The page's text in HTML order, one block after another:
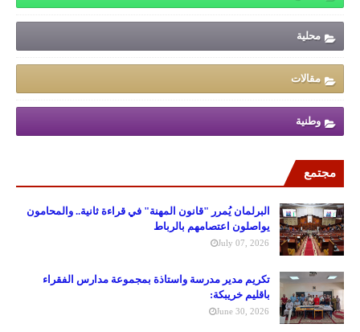
محلية
مقالات
وطنية
مجتمع
البرلمان يُمرر "قانون المهنة" في قراءة ثانية.. والمحامون
يواصلون اعتصامهم بالرباط
July 07, 2026
تكريم مدير مدرسة واستاذة بمجموعة مدارس الفقراء
باقليم خريبكة:
June 30, 2026